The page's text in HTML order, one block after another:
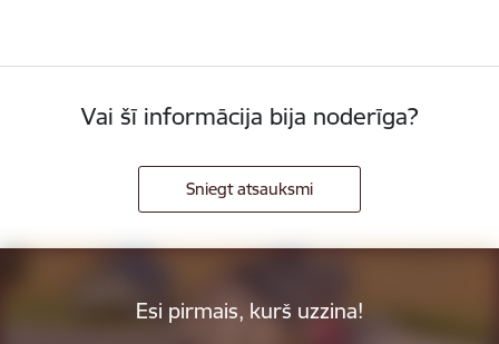
Vai šī informācija bija noderīga?
Sniegt atsauksmi
Esi pirmais, kurš uzzina!